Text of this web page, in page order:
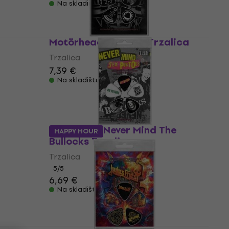
Na skladištu
Motörhead England Trzalica
Trzalica
7,39 €
Na skladištu
Sex Pistols Never Mind The
Bullocks Trzalica
Trzalica
5/5
6,69 €
Na skladištu
HAPPY HOUR